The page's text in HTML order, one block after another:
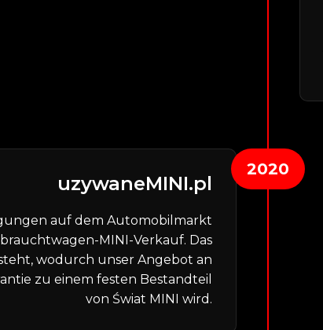
2020
uzywaneMINI.pl
auf dem Automobilmarkt
MINI-Verkauf. Das
wodurch unser Angebot an
zu einem festen Bestandteil
von Świat MINI wird.